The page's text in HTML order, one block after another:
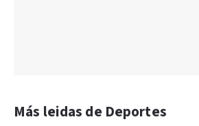
Más leidas de Deportes